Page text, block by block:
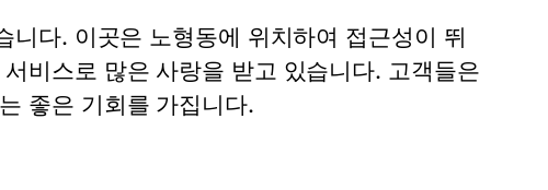
다. 이곳은 노형동에 위치하여 접근성이 뛰
비스로 많은 사랑을 받고 있습니다. 고객들은
좋은 기회를 가집니다.